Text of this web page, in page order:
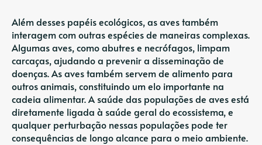
Além desses papéis ecológicos, as aves também
interagem com outras espécies de maneiras complexas.
Algumas aves, como abutres e necrófagos, limpam
carcaças, ajudando a prevenir a disseminação de
doenças. As aves também servem de alimento para
outros animais, constituindo um elo importante na
cadeia alimentar. A saúde das populações de aves está
diretamente ligada à saúde geral do ecossistema, e
qualquer perturbação nessas populações pode ter
consequências de longo alcance para o meio ambiente.